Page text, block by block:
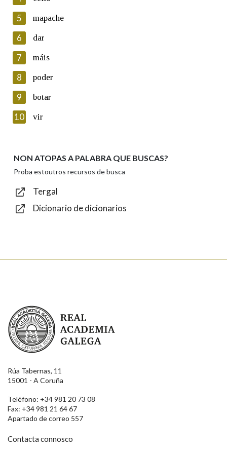
Lin e acepto as condicións da política de
Introduce o código que aparece na imaxe:
Texto de verificación
Enviar
5 mapache
6 dar
7 máis
8 poder
9 botar
10 vir
NON ATOPAS A PALABRA QUE BUSCAS?
Proba estoutros recursos de busca
Tergal
Dicionario de dicionarios
Real Academia Galega
Rúa Tabernas, 11
15001 - A Coruña
Teléfono: +34 981 20 73 08
Fax: +34 981 21 64 67
Apartado de correo 557
Contacta connosco